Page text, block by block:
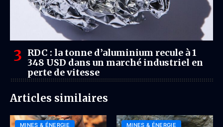
RDC : la tonne d’aluminium recule à 1
348 USD dans un marché industriel en
perte de vitesse
Articles similaires
MINES & ÉNERGIE MINES & ÉNERGIE